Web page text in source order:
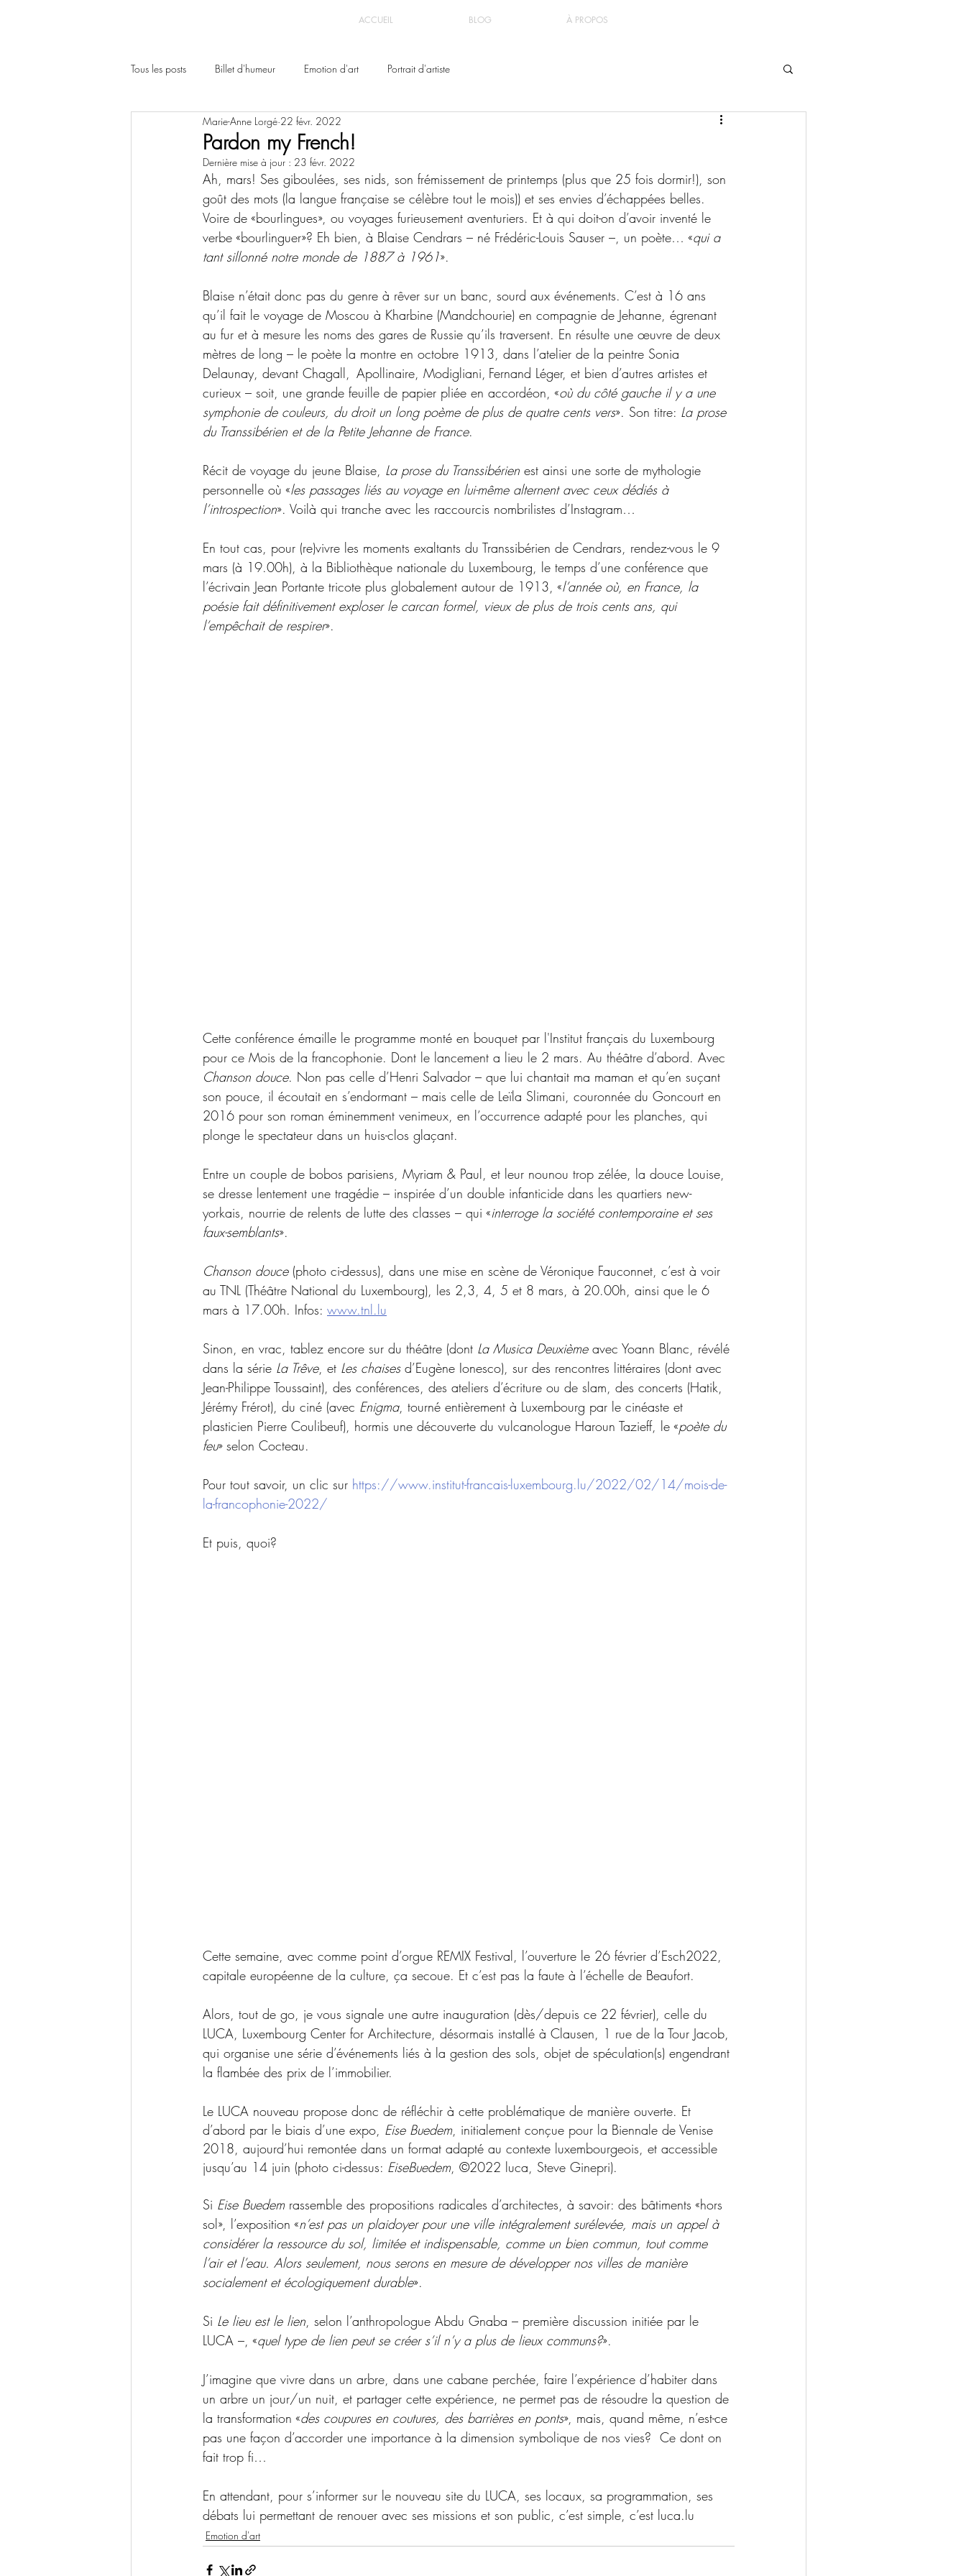
ACCUEIL BLOG À PROPOS
Tous les posts Billet d'humeur Emotion d'art Portrait d'artiste
Pardon my French!
Marie-Anne Lorgé 22 févr. 2022
Dernière mise à jour : 23 févr. 2022
Ah, mars! Ses giboulées, ses nids, son frémissement de printemps (plus que 25 fois dormir!), son
goût des mots (la langue française se célèbre tout le mois)) et ses envies d’échappées belles.
Voire de «bourlingues», ou voyages furieusement aventuriers. Et à qui doit-on d’avoir inventé le
verbe «bourlinguer»? Eh bien, à Blaise Cendrars – né Frédéric-Louis Sauser –, un poète… «qui a
tant sillonné notre monde de 1887 à 1961».
Blaise n’était donc pas du genre à rêver sur un banc, sourd aux événements. C’est à 16 ans
qu’il fait le voyage de Moscou à Kharbine (Mandchourie) en compagnie de Jehanne, égrenant
au fur et à mesure les noms des gares de Russie qu’ils traversent. En résulte une œuvre de deux
mètres de long – le poète la montre en octobre 1913, dans l’atelier de la peintre Sonia
Delaunay, devant Chagall, Apollinaire, Modigliani, Fernand Léger, et bien d’autres artistes et
curieux – soit, une grande feuille de papier pliée en accordéon, «où du côté gauche il y a une
symphonie de couleurs, du droit un long poème de plus de quatre cents vers». Son titre: La prose
du Transsibérien et de la Petite Jehanne de France.
Récit de voyage du jeune Blaise, La prose du Transsibérien est ainsi une sorte de mythologie
personnelle où «les passages liés au voyage en lui-même alternent avec ceux dédiés à
l’introspection». Voilà qui tranche avec les raccourcis nombrilistes d’Instagram…
En tout cas, pour (re)vivre les moments exaltants du Transsibérien de Cendrars, rendez-vous le 9
mars (à 19.00h), à la Bibliothèque nationale du Luxembourg, le temps d’une conférence que
l’écrivain Jean Portante tricote plus globalement autour de 1913, «l’année où, en France, la
poésie fait définitivement exploser le carcan formel, vieux de plus de trois cents ans, qui
l’empêchait de respirer».
Cette conférence émaille le programme monté en bouquet par l'Institut français du Luxembourg
pour ce Mois de la francophonie. Dont le lancement a lieu le 2 mars. Au théâtre d’abord. Avec
Chanson douce. Non pas celle d’Henri Salvador – que lui chantait ma maman et qu’en suçant
son pouce, il écoutait en s’endormant – mais celle de Leïla Slimani, couronnée du Goncourt en
2016 pour son roman éminemment venimeux, en l’occurrence adapté pour les planches, qui
plonge le spectateur dans un huis-clos glaçant.
Entre un couple de bobos parisiens, Myriam & Paul, et leur nounou trop zélée, la douce Louise,
se dresse lentement une tragédie – inspirée d’un double infanticide dans les quartiers new-
yorkais, nourrie de relents de lutte des classes – qui «interroge la société contemporaine et ses
faux-semblants».
Chanson douce (photo ci-dessus), dans une mise en scène de Véronique Fauconnet, c’est à voir
au TNL (Théâtre National du Luxembourg), les 2,3, 4, 5 et 8 mars, à 20.00h, ainsi que le 6
mars à 17.00h. Infos: www.tnl.lu
Sinon, en vrac, tablez encore sur du théâtre (dont La Musica Deuxième avec Yoann Blanc, révélé
dans la série La Trêve, et Les chaises d’Eugène Ionesco), sur des rencontres littéraires (dont avec
Jean-Philippe Toussaint), des conférences, des ateliers d’écriture ou de slam, des concerts (Hatik,
Jérémy Frérot), du ciné (avec Enigma, tourné entièrement à Luxembourg par le cinéaste et
plasticien Pierre Coulibeuf), hormis une découverte du vulcanologue Haroun Tazieff, le «poète du
feu» selon Cocteau.
Pour tout savoir, un clic sur https://www.institut-francais-luxembourg.lu/2022/02/14/mois-de-
la-francophonie-2022/
Et puis, quoi?
Cette semaine, avec comme point d’orgue REMIX Festival, l’ouverture le 26 février d’Esch2022,
capitale européenne de la culture, ça secoue. Et c’est pas la faute à l’échelle de Beaufort.
Alors, tout de go, je vous signale une autre inauguration (dès/depuis ce 22 février), celle du
LUCA, Luxembourg Center for Architecture, désormais installé à Clausen, 1 rue de la Tour Jacob,
qui organise une série d’événements liés à la gestion des sols, objet de spéculation(s) engendrant
la flambée des prix de l’immobilier.
Le LUCA nouveau propose donc de réfléchir à cette problématique de manière ouverte. Et
d’abord par le biais d’une expo, Eise Buedem, initialement conçue pour la Biennale de Venise
2018, aujourd’hui remontée dans un format adapté au contexte luxembourgeois, et accessible
jusqu’au 14 juin (photo ci-dessus: EiseBuedem, ©2022 luca, Steve Ginepri).
Si Eise Buedem rassemble des propositions radicales d’architectes, à savoir: des bâtiments «hors
sol», l’exposition «n’est pas un plaidoyer pour une ville intégralement surélevée, mais un appel à
considérer la ressource du sol, limitée et indispensable, comme un bien commun, tout comme
l’air et l’eau. Alors seulement, nous serons en mesure de développer nos villes de manière
socialement et écologiquement durable».
Si Le lieu est le lien , selon l’anthropologue Abdu Gnaba – première discussion initiée par le
LUCA –, «quel type de lien peut se créer s’il n’y a plus de lieux communs?».
J’imagine que vivre dans un arbre, dans une cabane perchée, faire l’expérience d’habiter dans
un arbre un jour/un nuit, et partager cette expérience, ne permet pas de résoudre la question de
la transformation «des coupures en coutures, des barrières en ponts», mais, quand même, n’est-ce
pas une façon d’accorder une importance à la dimension symbolique de nos vies?  Ce dont on
fait trop fi…
En attendant, pour s’informer sur le nouveau site du LUCA, ses locaux, sa programmation, ses
débats lui permettant de renouer avec ses missions et son public, c’est simple, c’est luca.lu
Emotion d'art